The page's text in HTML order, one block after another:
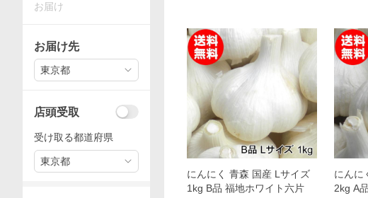
にんにく 青森 国産 Lサイズ
1kg B品 福地ホワイト六片
にんに
2kg A
お届け
お届け先
東京都
店頭受取
受け取る都道府県
東京都